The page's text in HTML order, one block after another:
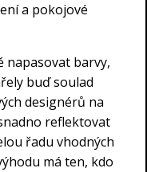
a pokojové
napasovat barvy,
buď soulad
designérů na
reflektovat
řadu vhodných
má ten, kdo